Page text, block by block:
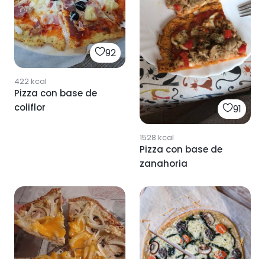
92
422kcal
Pizza con base de
coliflor
91
1528 kcal
Pizza con base de
zanahoria